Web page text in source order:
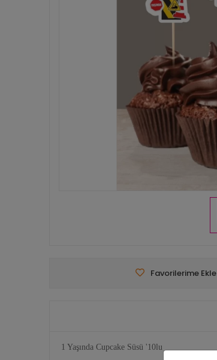
Favorilerime Ekle
1 Yaşında Cupcake Süsü '10lu